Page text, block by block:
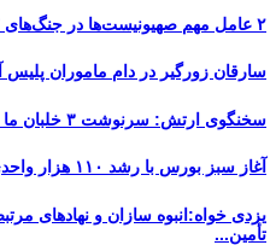
۲ عامل مهم صهیونیست‌ها در جنگ‌های ۱۲ روزه و ۴۰ روزه اعدام شدند
سارقان زورگیر در دام ماموران پلیس
سخنگوی ارتش: سرنوشت ۳ خلبان ما هنوز مشخص نیست
آغاز سبز بورس با رشد ۱۱۰ هزار واحدی شاخص کل
یزدی خواه:انبوه سازان و نهادهای
تأمین...